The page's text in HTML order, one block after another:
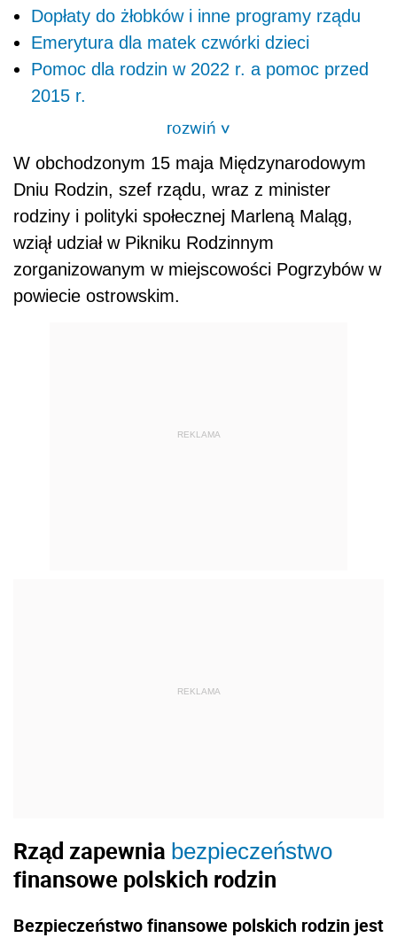
Dopłaty do żłobków i inne programy rządu
Emerytura dla matek czwórki dzieci
Pomoc dla rodzin w 2022 r. a pomoc przed
2015 r.
rozwiń>
W obchodzonym 15 maja Międzynarodowym
Dniu Rodzin, szef rządu, wraz z minister
rodziny i polityki społecznej Marleną Maląg,
wziął udział w Pikniku Rodzinnym
zorganizowanym w miejscowości Pogrzybów w
powiecie ostrowskim.
REKLAMA
REKLAMA
Rząd zapewnia bezpieczeństwo
finansowe polskich rodzin
Bezpieczeństwo finansowe polskich rodzin jest